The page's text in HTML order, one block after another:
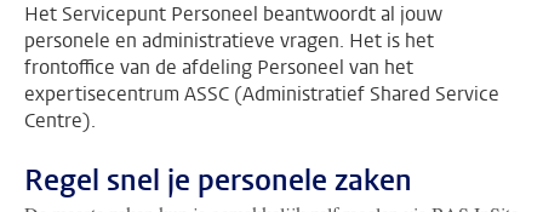
Het Servicepunt Personeel beantwoordt al jouw
personele en administratieve vragen. Het is het
frontoffice van de afdeling Personeel van het
expertisecentrum ASSC (Administratief Shared Service
Centre).
Regel snel je personele zaken